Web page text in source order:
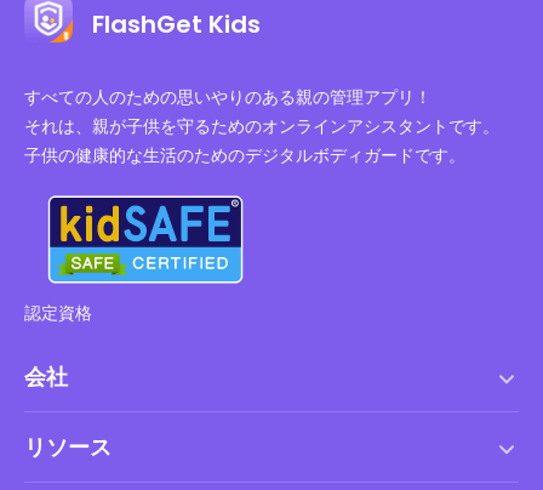
FlashGet Kids
すべての人のための思いやりのある親の管理アプリ！
それは、親が子供を守るためのオンラインアシスタントです。
子供の健康的な生活のためのデジタルボディガードです。
認定資格
会社
リソース